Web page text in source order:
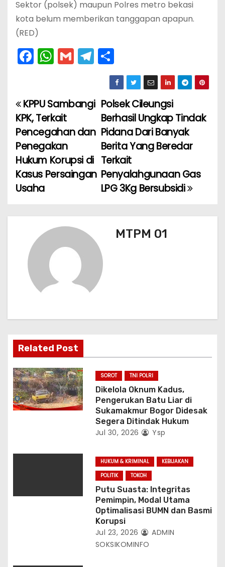
Sektor (polsek) maupun Polres metro bekasi
kota belum memberikan tanggapan apapun.
(RED)
F
a
e
b
o
o
k
W
h
ts
A
p
p
G
m
l
T
el
gr
a
m
h
ar
e
N
a
v
i
g
a
s
Polsek Cileungsi
Berhasil Ungkap Tindak
Pidana Dari Banyak
Berita Yang Beredar
Terkait
Penyalahgunaan Gas
LPG 3Kg Bersubsidi
KPPU Sambangi
KPK, Terkait
Pencegahan dan
Penegakan
Hukum Korupsi di
Kasus Persaingan
Usaha
MTPM 01
Related Post
SOROT TNI POLRI
Dikelola Oknum Kadus,
Pengerukan Batu Liar di
Sukamakmur Bogor Didesak
Segera Ditindak Hukum
Jul 30, 2026 Ysp
HUKUM & KRIMINAL
KEBIJAKAN
POLITIK
TOKOH
Putu Suasta: Integritas
Pemimpin, Modal Utama
Optimalisasi BUMN dan Basmi
Korupsi
Jul 23, 2026
ADMIN
SOKSIKOMINFO